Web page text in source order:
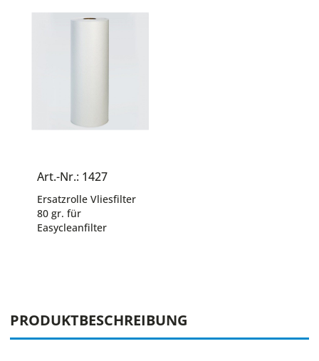
Art.-Nr.: 1427
Ersatzrolle Vliesfilter
80 gr. für
Easycleanfilter
PRODUKTBESCHREIBUNG